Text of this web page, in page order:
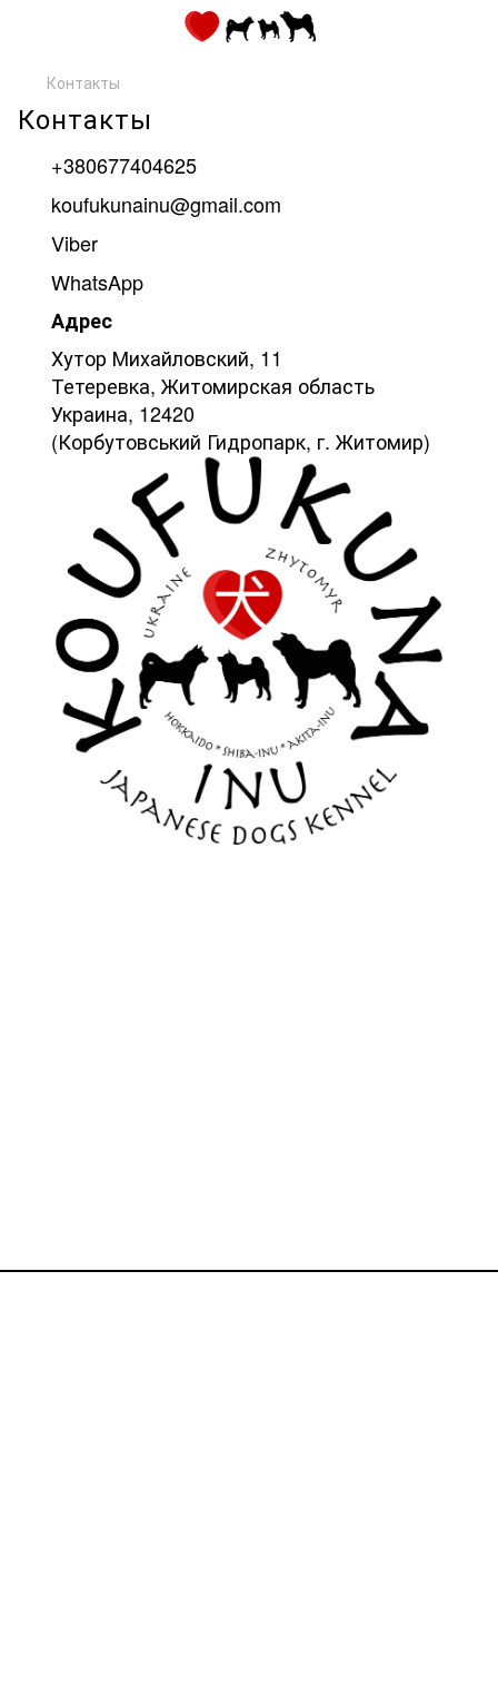
Контакты
Контакты
+380677404625
koufukunainu@gmail.com
Viber
WhatsApp
Адрес
Хутор Михайловский, 11
Тетеревка, Житомирская область
Украина, 12420
(Корбутовський Гидропарк, г. Житомир)